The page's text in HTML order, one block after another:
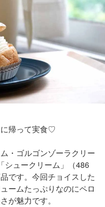
帰って実食♡
・ゴルゴンゾーラクリー
シュークリーム」（486
です。今回チョイスした
ームたっぷりなのにペロ
が魅力です。